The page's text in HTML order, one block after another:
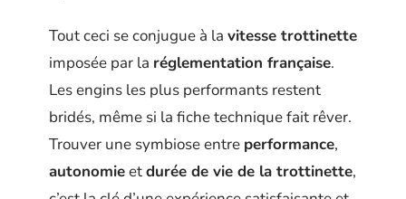
Tout ceci se conjugue à la vitesse trottinette
imposée par la réglementation française.
Les engins les plus performants restent
bridés, même si la fiche technique fait rêver.
Trouver une symbiose entre performance,
autonomieetdurée de vie de la trottinette,